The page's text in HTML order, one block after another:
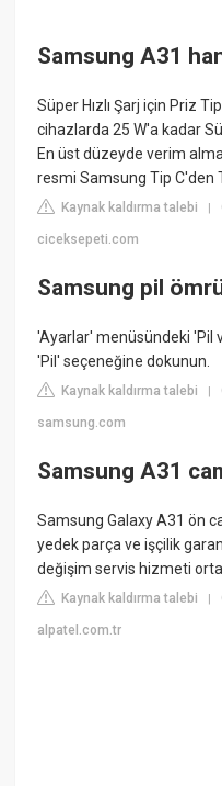
Samsung A31
Süper Hızlı Şarj için Priz
cihazlarda 25 W'a kadar
En üst düzeyde verim
resmi Samsung Tip C'den
Kaynak kaldırma talebi |
ciceksepeti.com
Samsung pil
'Ayarlar' menüsündeki 'Pil
'Pil' seçeneğine dokunun.
Kaynak kaldırma talebi |
samsung.com
Samsung A31
Samsung Galaxy A31 ön
yedek parça ve işçilik
değişim servis hizmeti
Kaynak kaldırma talebi |
alpatel.com.tr